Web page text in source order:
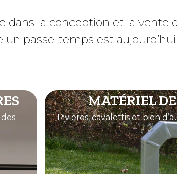
dans la conception et la vente
passe-temps est
MATÉRIEL
Rivières, cavalettis et bien